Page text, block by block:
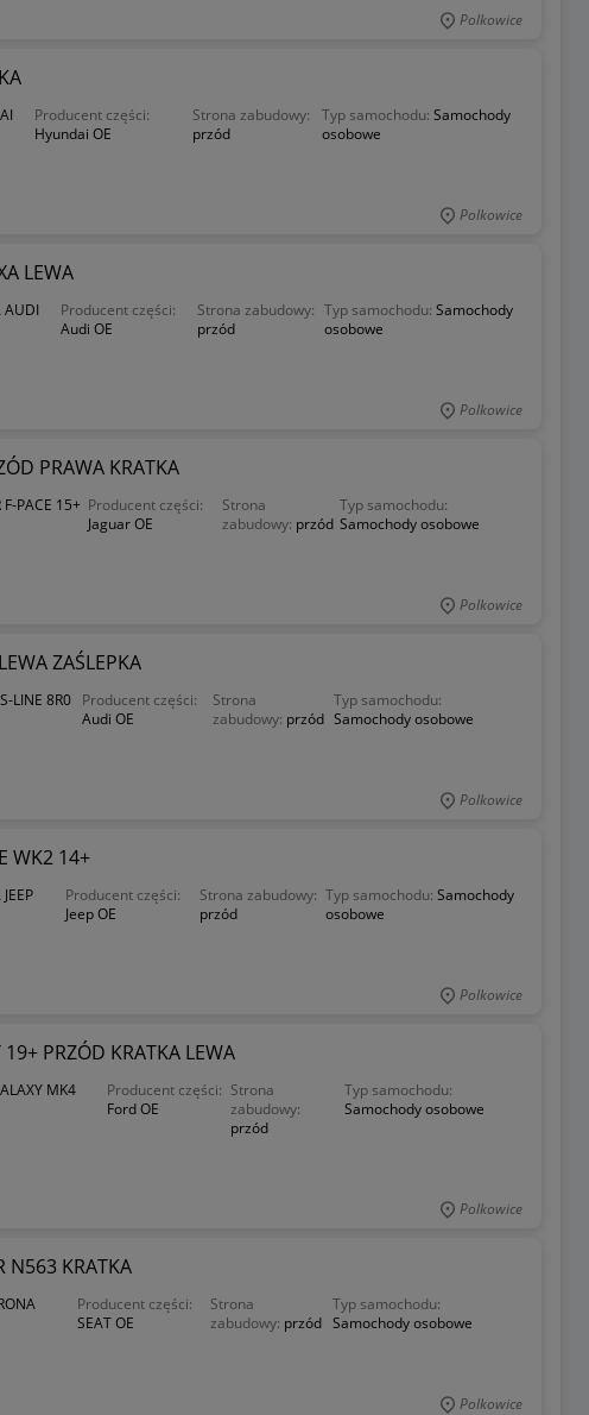
Polkowice
Producent części:
Hyundai OE
Strona zabudowy:
przód
Typ samochodu: Samochody
osobowe
Polkowice
LEWA
AUDI
Producent części:
Audi OE
Strona zabudowy:
przód
Typ samochodu:Samochody
osobowe
Polkowice
PRAWA KRATKA
F-PACE 15+ Producent części:
Jaguar OE
Strona
zabudowy: przód
Typ samochodu:
Samochody osobowe
Polkowice
ZAŚLEPKA
LINE 8R0
Producent części:
Audi OE
Strona
zabudowy: przód
Typ samochodu:
Samochody osobowe
Polkowice
WK2 14+
Producent części:
Jeep OE
Strona zabudowy:
przód
Typ samochodu:Samochody
osobowe
Polkowice
PRZÓD KRATKA LEWA
MK4
Producent części:
Ford OE
Strona
zabudowy:
przód
Typ samochodu:
Samochody osobowe
Polkowice
N563 KRATKA
Producent części:
SEAT OE
Strona
zabudowy: przód
Typ samochodu:
Samochody osobowe
Polkowice